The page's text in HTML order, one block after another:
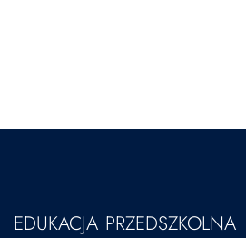
EDUKACJA PRZEDSZKOLNA